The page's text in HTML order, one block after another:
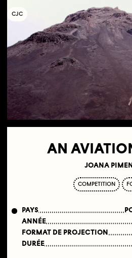
COLLECTIF
JEUNE
C
AN
JOANA
COMPETITION
PAYS
ANNÉE
FORMAT DE PROJECTION
DURÉE